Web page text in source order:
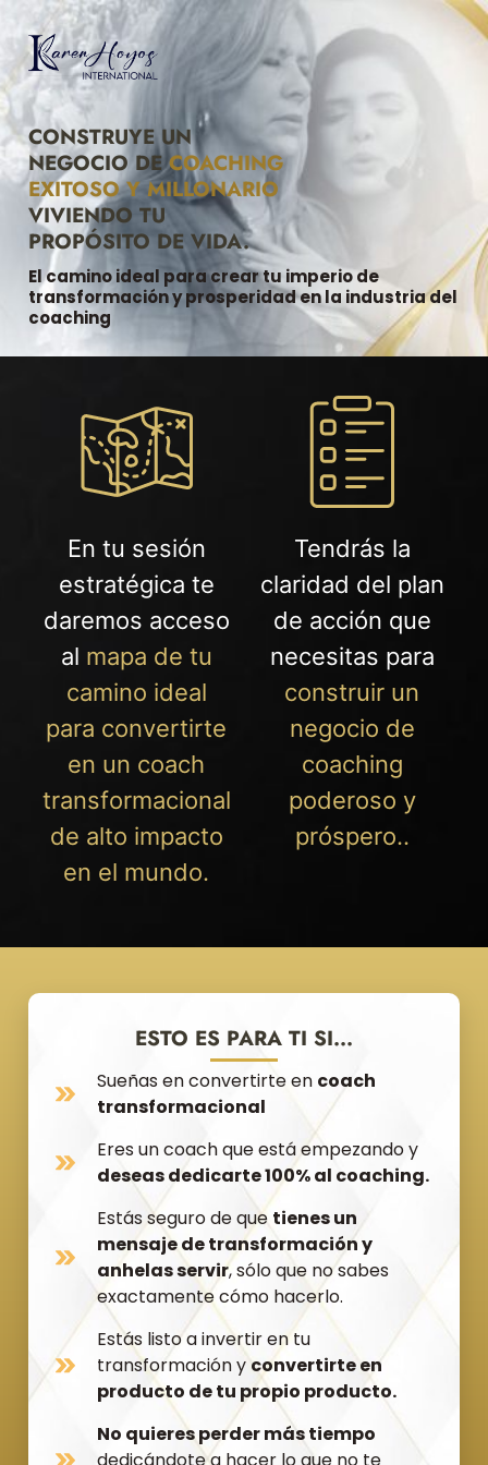
CONSTRUYE UN
NEGOCIO DECOACHING
EXITOSO Y MILLONARIO
VIVIENDO TU
PROPÓSITO DE VIDA.
El camino ideal para crear tu imperio de
transformación y prosperidad en la industria del
coaching
En tu sesión
estratégica te
daremos acceso
al mapa de tu
camino ideal
para convertirte
en un coach
transformacional
de alto impacto
en el mundo.
Tendrás la
claridad del plan
de acción que
necesitas para
construir un
negocio de
coaching
poderoso y
próspero..
ESTO ES PARA TI SI...
Sueñas en convertirte en coach
transformacional
Eres un coach que está empezando y
deseas dedicarte 100% al coaching.
Estás seguro de que tienes un
mensaje de transformación y
anhelas servir, sólo que no sabes
exactamente cómo hacerlo.
Estás listo a invertir en tu
transformación y convertirte en
producto de tu propio producto.
No quieres perder más tiempo
dedicándote a hacer lo que no te